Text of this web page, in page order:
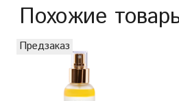
Похожие
Предзаказ